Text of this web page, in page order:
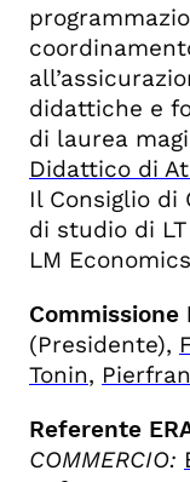
didattiche e
di laurea
Didattico di
Il Consiglio di
di studio di
LM
Commissione
(Presidente),
Tonin,
Referente
COMMERCIO: